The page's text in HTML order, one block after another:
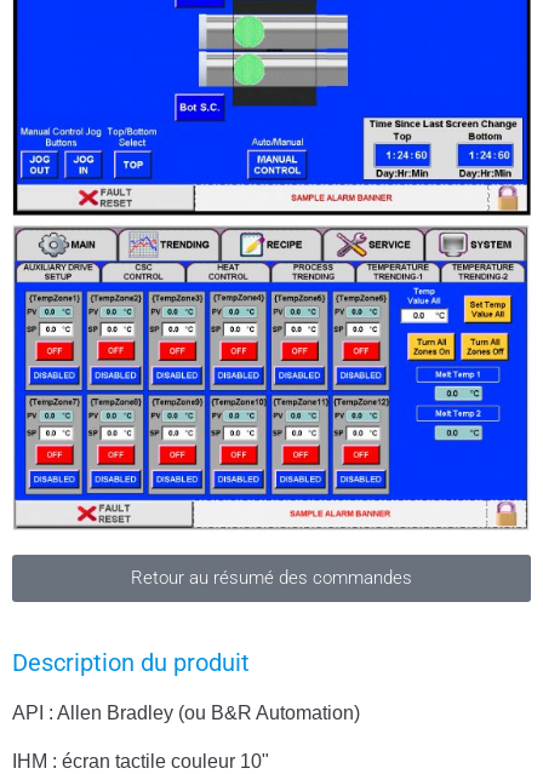
Retour au résumé des commandes
Description du produit
API : Allen Bradley (ou B&R Automation)
IHM : écran tactile couleur 10"